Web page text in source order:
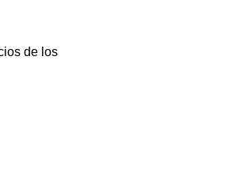
de los